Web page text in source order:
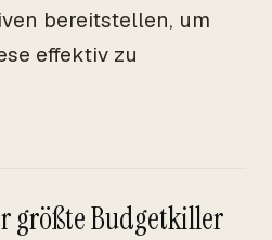
bereitstellen, um
effektiv zu
größte Budgetkiller